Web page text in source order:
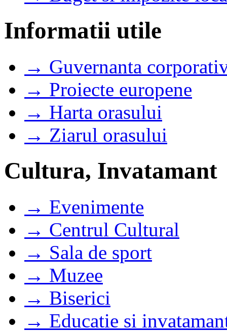
Informatii utile
→ Guvernanta
→ Proiecte europene
→ Harta orasului
→ Ziarul orasului
Cultura, Invatamant
→ Evenimente
→ Centrul Cultural
→ Sala de sport
→ Muzee
→ Biserici
→ Educatie si